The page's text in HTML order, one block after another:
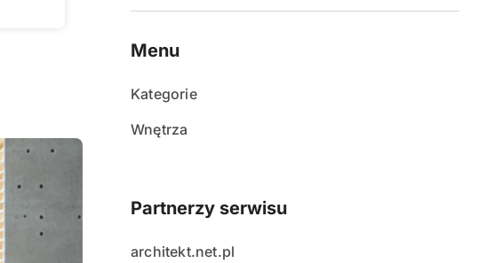
Menu
Kategorie
Wnętrza
Partnerzy serwisu
architekt.net.pl